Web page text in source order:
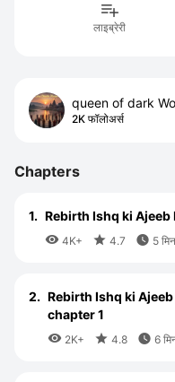
लाइब्रेरी
queen of dark
2K फॉलोअर्स
Chapters
1. Rebirth Ishq ki Ajeeb
 4K+  4.7  5
2. Rebirth Ishq ki
chapter 1
 2K+  4.8  6